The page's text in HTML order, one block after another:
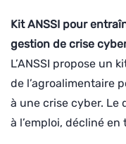
Kit ANSSI pour
gestion de crise
L’ANSSI propose un
de l’agroalimentaire
à une crise cyber.
à l’emploi, décliné